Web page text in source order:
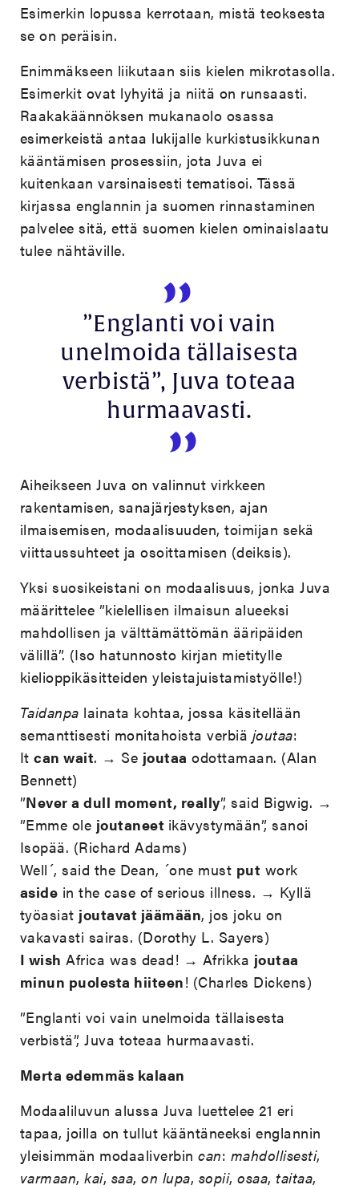
Esimerkin lopussa kerrotaan, mistä teoksesta
se on peräisin.
Enimmäkseen liikutaan siis kielen mikrotasolla.
Esimerkit ovat lyhyitä ja niitä on runsaasti.
Raakakäännöksen mukanaolo osassa
esimerkeistä antaa lukijalle kurkistusikkunan
kääntämisen prosessiin, jota Juva ei
kuitenkaan varsinaisesti tematisoi. Tässä
kirjassa englannin ja suomen rinnastaminen
palvelee sitä, että suomen kielen ominaislaatu
tulee nähtäville.
”Englanti voi vain
unelmoida tällaisesta
verbistä”, Juva toteaa
hurmaavasti.
Aiheikseen Juva on valinnut virkkeen
rakentamisen, sanajärjestyksen, ajan
ilmaisemisen, modaalisuuden, toimijan sekä
viittaussuhteet ja osoittamisen (deiksis).
Yksi suosikeistani on modaalisuus, jonka Juva
määrittelee ”kielellisen ilmaisun alueeksi
mahdollisen ja välttämättömän ääripäiden
välillä”. (Iso hatunnosto kirjan mietitylle
kielioppikäsitteiden yleistajuistamistyölle!)
Taidanpa lainata kohtaa, jossa käsitellään
semanttisesti monitahoista verbiä joutaa:
Itcan wait. → Se joutaa odottamaan. (Alan
Bennett)
”Never a dull moment, really”, said Bigwig. →
”Emme ole joutaneet ikävystymään”, sanoi
Isopää. (Richard Adams)
Well´, said the Dean, ´one must put work
aside in the case of serious illness. → Kyllä
työasiat joutavat jäämään, jos joku on
vakavasti sairas. (Dorothy L. Sayers)
I wish Africa was dead! → Afrikka joutaa
minun puolesta hiiteen! (Charles Dickens)
”Englanti voi vain unelmoida tällaisesta
verbistä”, Juva toteaa hurmaavasti.
Merta edemmäs kalaan
Modaaliluvun alussa Juva luettelee 21 eri
tapaa, joilla on tullut kääntäneeksi englannin
yleisimmän modaaliverbincan: mahdollisesti,
varmaan,kai, saa,on lupa, sopii,osaa, taitaa,